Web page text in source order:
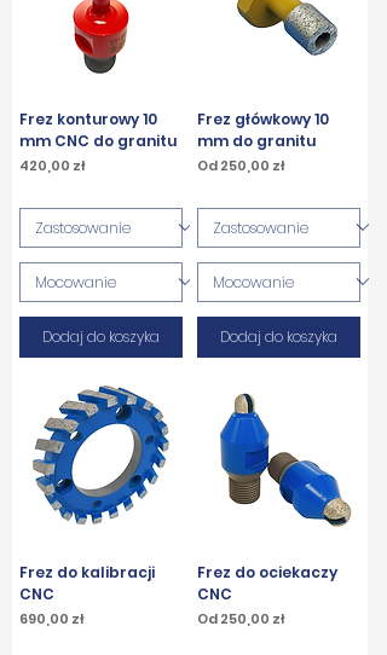
Frez konturowy 10
mm CNC do granitu
Cena
420,00 zł
Dodaj do koszyka
Frez główkowy 10
mm do granitu
Od250,00 zł
Cena rabatowa
Dodaj do koszyka
Frez do kalibracji
CNC
Cena
690,00 zł
Frez do ociekaczy
CNC
Od250,00 zł
Cena rabatowa